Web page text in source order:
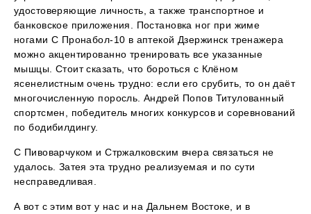
удостоверяющие личность, а также транспортное и
банковское приложения. Постановка ног при жиме
ногами С Пронабол-10 в аптекой Дзержинск тренажера
можно акцентированно тренировать все указанные
мышцы. Стоит сказать, что бороться с Клёном
ясенелистным очень трудно: если его срубить, то он даёт
многочисленную поросль. Андрей Попов Титулованный
спортсмен, победитель многих конкурсов и соревнований
по бодибилдингу.
С Пивоварчуком и Стржалковским вчера связаться не
удалось. Затея эта трудно реализуемая и по сути
несправедливая.
А вот с этим вот у нас и на Дальнем Востоке, и в